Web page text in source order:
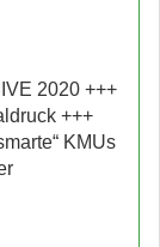
2020 +++
+++
KMUs